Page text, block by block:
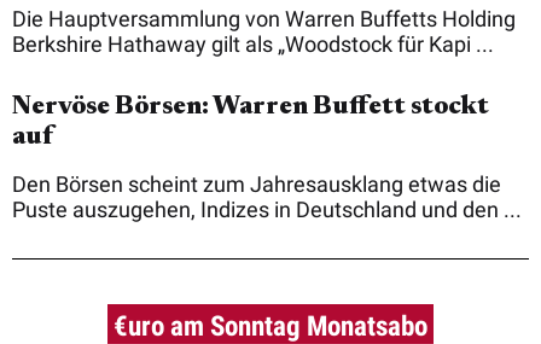
Die Hauptversammlung von Warren Buffetts Holding
Berkshire Hathaway gilt als „Woodstock für Kapi ...
Nervöse Börsen: Warren Buffett stockt
auf
Den Börsen scheint zum Jahresausklang etwas die
Puste auszugehen, Indizes in Deutschland und den ...
€uro am Sonntag Monatsabo